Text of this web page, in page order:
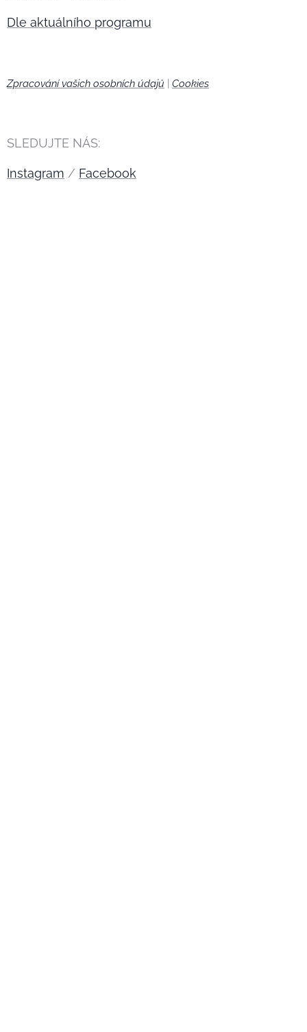
Dle aktuálního programu
Zpracování vašich osobních údajů Cookies
SLEDUJTE NÁS:
Instagram / Facebook